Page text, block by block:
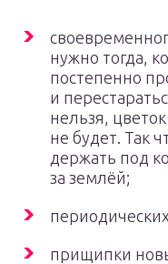
нужно тогда,
постепенно
и
нельзя,
не будет. Так
держать под
за землёй;
прищипки